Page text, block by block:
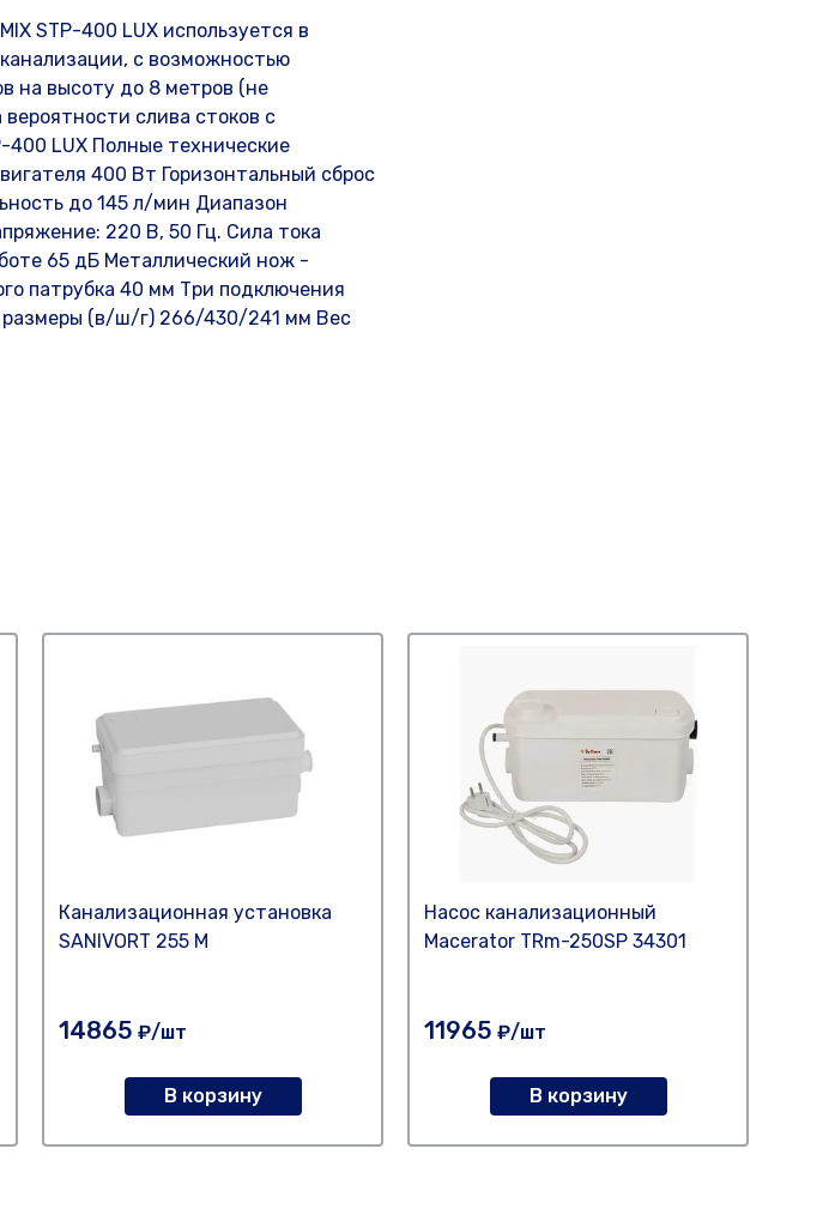
STP-400 LUX используется в
с возможностью
на высоту до 8 метров (не
слива стоков с
400 LUX Полные технические
400 Вт Горизонтальный сброс
до 145 л/мин Диапазон
220 В, 50 Гц. Сила тока
65 дБ Металлический нож -
патрубка 40 мм Три подключения
размеры (в/ш/г) 266/430/241 мм Вес
Канализационная установка
SANIVORT 255 M
14865 ₽/шт
В корзину
Насос канализационный
Macerator TRm-250SP 34301
11965 ₽/шт
В корзину